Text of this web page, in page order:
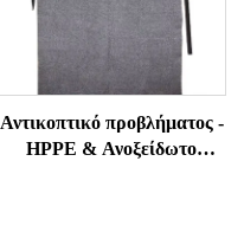
Αντικοπτικό προβλήματος -
HPPE & Ανοξείδωτο